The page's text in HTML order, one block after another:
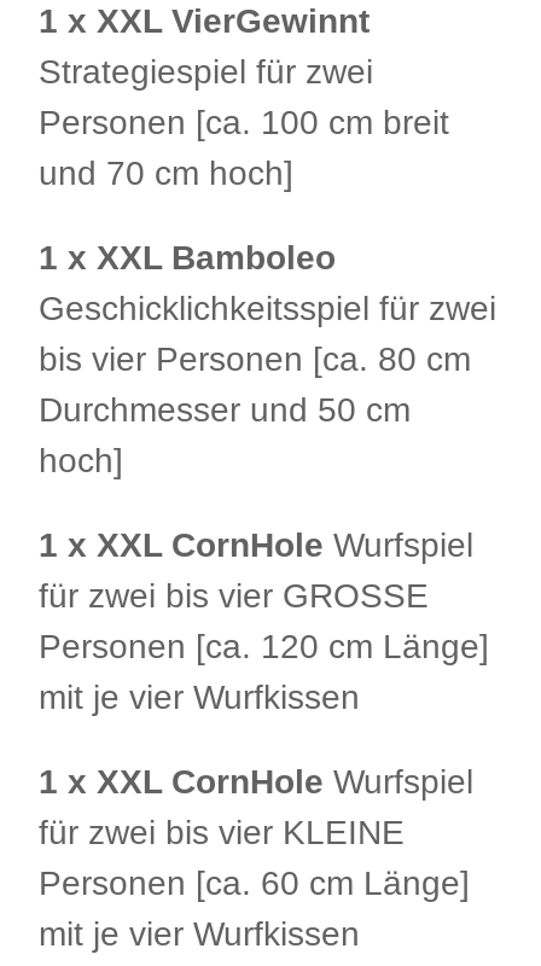
1 x XXL VierGewinnt
Strategiespiel für zwei
Personen [ca. 100 cm breit
und 70 cm hoch]
1 x XXL Bamboleo
Geschicklichkeitsspiel für zwei
bis vier Personen [ca. 80 cm
Durchmesser und 50 cm
hoch]
1 x XXL CornHole Wurfspiel
für zwei bis vier GROSSE
Personen [ca. 120 cm Länge]
mit je vier Wurfkissen
1 x XXL CornHole Wurfspiel
für zwei bis vier KLEINE
Personen [ca. 60 cm Länge]
mit je vier Wurfkissen